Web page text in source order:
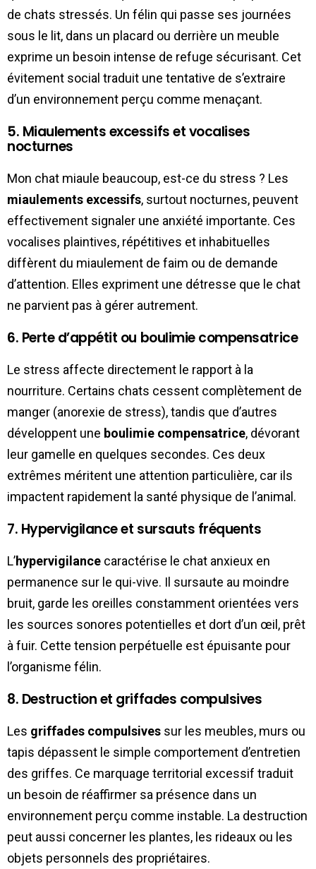
de chats stressés. Un félin qui passe ses journées
sous le lit, dans un placard ou derrière un meuble
exprime un besoin intense de refuge sécurisant. Cet
évitement social traduit une tentative de s’extraire
d’un environnement perçu comme menaçant.
5. Miaulements excessifs et vocalises
nocturnes
Mon chat miaule beaucoup, est-ce du stress ? Les
miaulements excessifs, surtout nocturnes, peuvent
effectivement signaler une anxiété importante. Ces
vocalises plaintives, répétitives et inhabituelles
diffèrent du miaulement de faim ou de demande
d’attention. Elles expriment une détresse que le chat
ne parvient pas à gérer autrement.
6. Perte d’appétit ou boulimie compensatrice
Le stress affecte directement le rapport à la
nourriture. Certains chats cessent complètement de
manger (anorexie de stress), tandis que d’autres
développent une boulimie compensatrice, dévorant
leur gamelle en quelques secondes. Ces deux
extrêmes méritent une attention particulière, car ils
impactent rapidement la santé physique de l’animal.
7. Hypervigilance et sursauts fréquents
L’hypervigilance caractérise le chat anxieux en
permanence sur le qui-vive. Il sursaute au moindre
bruit, garde les oreilles constamment orientées vers
les sources sonores potentielles et dort d’un œil, prêt
à fuir. Cette tension perpétuelle est épuisante pour
l’organisme félin.
8. Destruction et griffades compulsives
Les griffades compulsives sur les meubles, murs ou
tapis dépassent le simple comportement d’entretien
des griffes. Ce marquage territorial excessif traduit
un besoin de réaffirmer sa présence dans un
environnement perçu comme instable. La destruction
peut aussi concerner les plantes, les rideaux ou les
objets personnels des propriétaires.